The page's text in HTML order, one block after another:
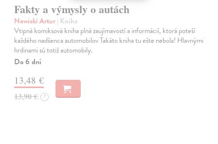
Fakty a výmysly o autách
Nowicki Artur| Kniha
Vtipná komiksová kniha plná zaujímavostí a informácií, ktorá poteší
každého nadšenca automobilov Takáto kniha tu ešte nebola! Hlavnými
hrdinami sú totiž automobily.
Do 6 dní
13,48 €
13,90 € ?